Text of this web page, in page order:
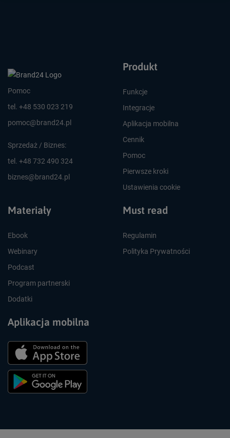
Pomoc
tel. +48 530 023 219
pomoc@brand24.pl
Sprzedaż / Biznes:
tel. +48 732 490 324
biznes@brand24.pl
Produkt
Funkcje
Integracje
Aplikacja mobilna
Cennik
Pomoc
Pierwsze kroki
Ustawienia cookie
Must read
Regulamin
Polityka Prywatności
Materiały
Ebook
Webinary
Podcast
Program partnerski
Dodatki
Aplikacja mobilna